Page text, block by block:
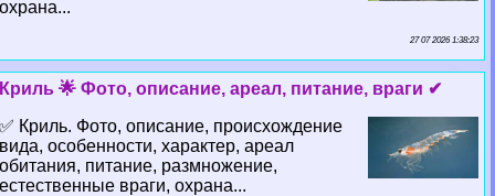
охрана...
27 07 2026 1:38:23
Криль 🌟 Фото, описание, ареал, питание, враги ✔
✅ Криль. Фото, описание, происхождение
вида, особенности, хаpaктер, ареал
обитания, питание, размножение,
естественные враги, охрана...